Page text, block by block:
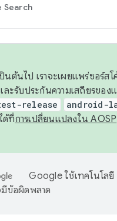
Search
ต้นไป เราจะเผยแพร่ซอร์ส
ะรับประกันความเสถียรของ
release android-
ด้ที่การเปลี่ยนแปลงใน AOSP
Google ใช้เทคโนโล
ข้อผิดพลาด